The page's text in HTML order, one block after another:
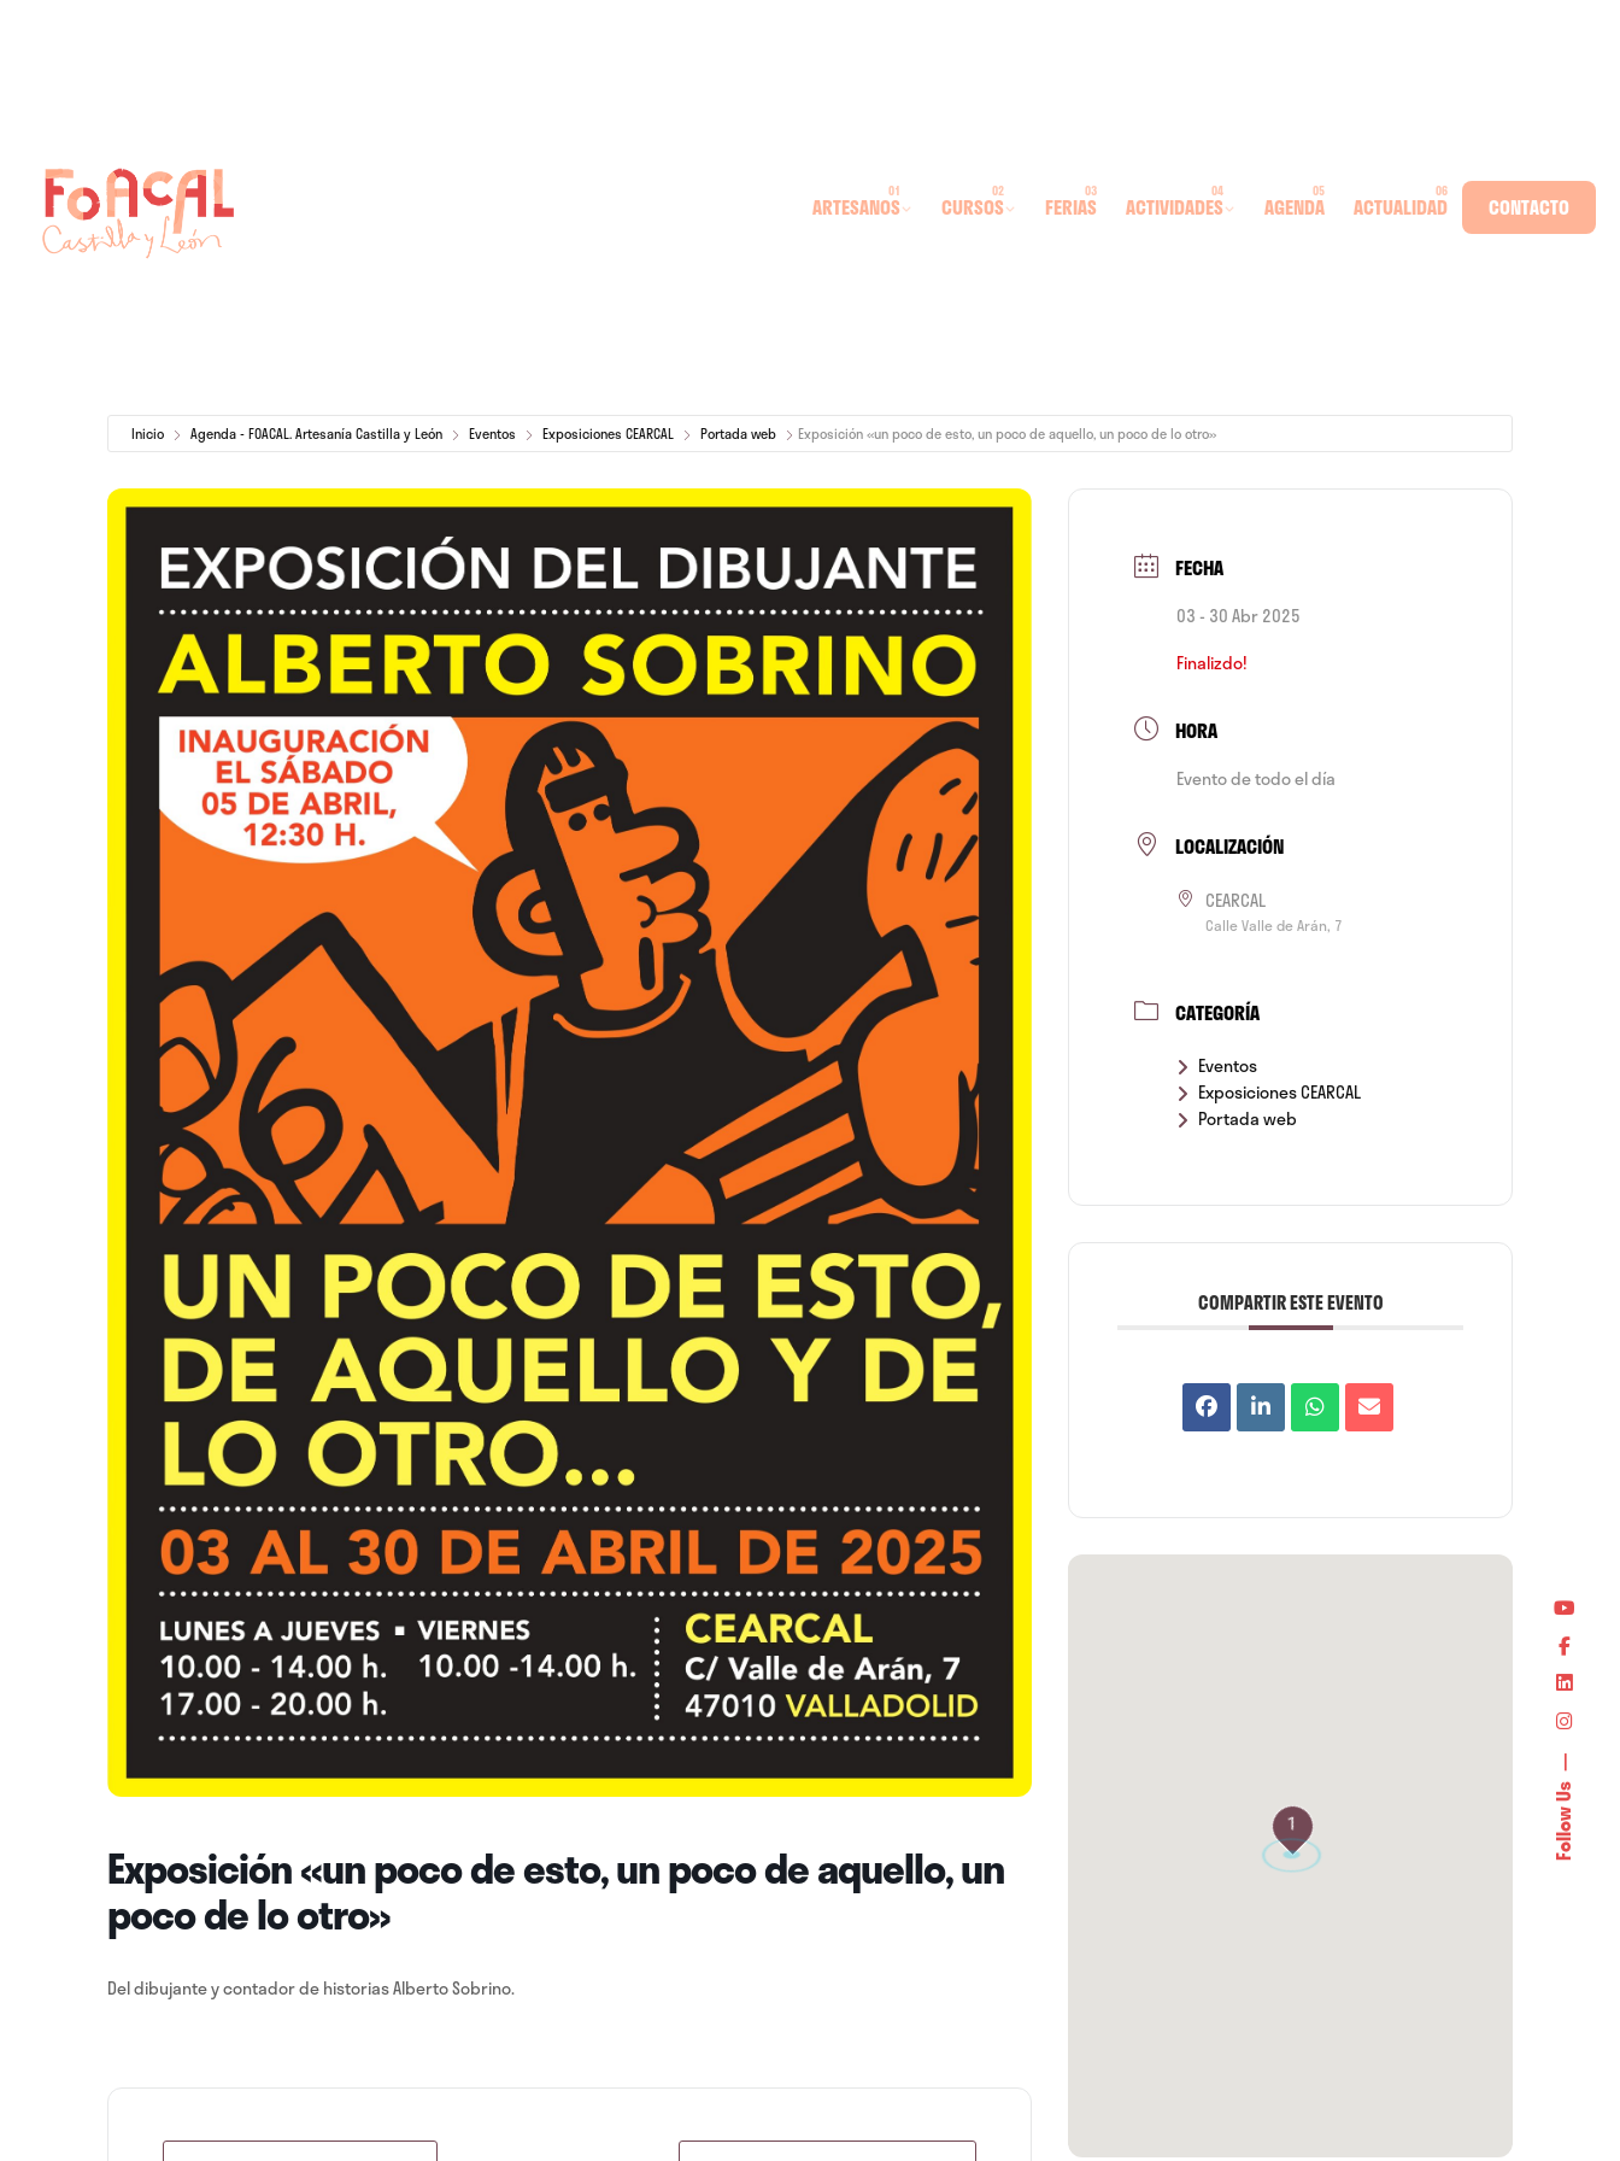
Follow Us
ARTESANOS CURSOS FERIAS ACTIVIDADES AGENDA ACTUALIDAD CONTACTO
Inicio Agenda - FOACAL. Artesanía Castilla y León Eventos Exposiciones CEARCAL Portada web Exposición «un poco de esto, un poco de aquello, un poco de lo otro»
Exposición «un poco de esto, un poco de aquello, un
poco de lo otro»
Del dibujante y contador de historias Alberto Sobrino.
FECHA
03 - 30 Abr 2025
Finalizdo!
HORA
Evento de todo el día
LOCALIZACIÓN
CEARCAL
Calle Valle de Arán, 7
CATEGORÍA
Eventos
Exposiciones CEARCAL
Portada web
COMPARTIR ESTE EVENTO
1